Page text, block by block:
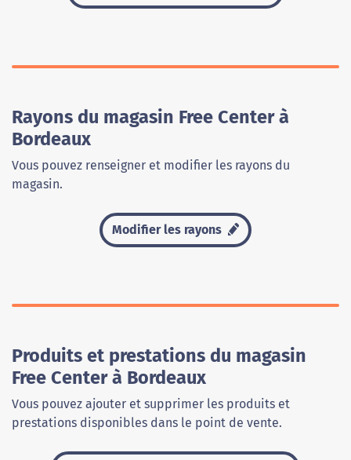
Rayons du magasin Free Center à
Bordeaux
Vous pouvez renseigner et modifier les rayons du
magasin.
Modifier les rayons
Produits et prestations du magasin
Free Center à Bordeaux
Vous pouvez ajouter et supprimer les produits et
prestations disponibles dans le point de vente.